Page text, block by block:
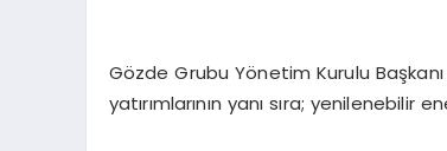
Gözde Grubu Yönetim Kurulu
yatırımlarının yanı sıra; yenilenebilir